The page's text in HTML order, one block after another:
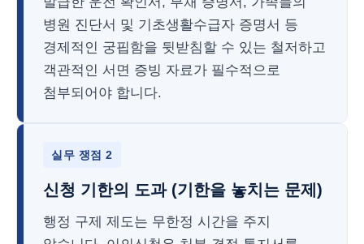
병원 진단서 및 기초생활수급자 증명서 등
경제적인 궁핍함을 뒷받침할 수 있는 철저하고
객관적인 서면 증빙 자료가 필수적으로
첨부되어야 합니다.
실무 쟁점 2
신청 기한의 도과 (기한을 놓치는 문제)
행정 구제 제도는 무한정 시간을 주지